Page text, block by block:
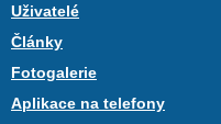
Uživatelé
Články
Fotogalerie
Aplikace na telefony